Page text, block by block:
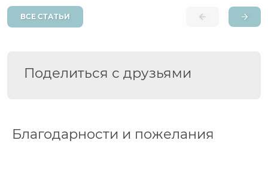
ВСЕ СТАТЬИ
Поделиться с друзьями
Благодарности и пожелания